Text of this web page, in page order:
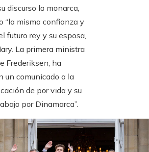
discurso la monarca,
“la misma confianza y
futuro rey y su esposa,
La primera ministra
Frederiksen, ha
un comunicado a la
de por vida y su
por Dinamarca”.